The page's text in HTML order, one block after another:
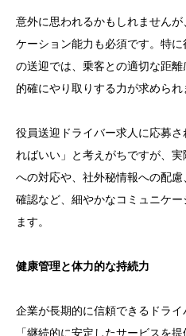
意外に思われるかもしれません
ケーション能力も必須です。特
の送迎では、乗客との適切な距
的確にやり取りする力が求められ
役員送迎ドライバー求人に応募
ればいい」と考えがちですが、
への対応や、社外秘情報への配
確認など、細やかなコミュニケ
ます。
健康管理と体力的な持続力
企業が長期的に信頼できるドライ
「継続的に安定したサービスを